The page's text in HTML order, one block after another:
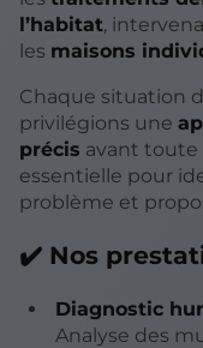
l’habitat,
les maisons
Chaque situation
privilégions une
précis avant toute
essentielle pour
problème et
✔️ Nos
Diagnostic
Analyse des